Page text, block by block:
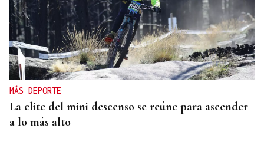
MÁS DEPORTE
La elite del mini descenso se reúne para ascender
a lo más alto